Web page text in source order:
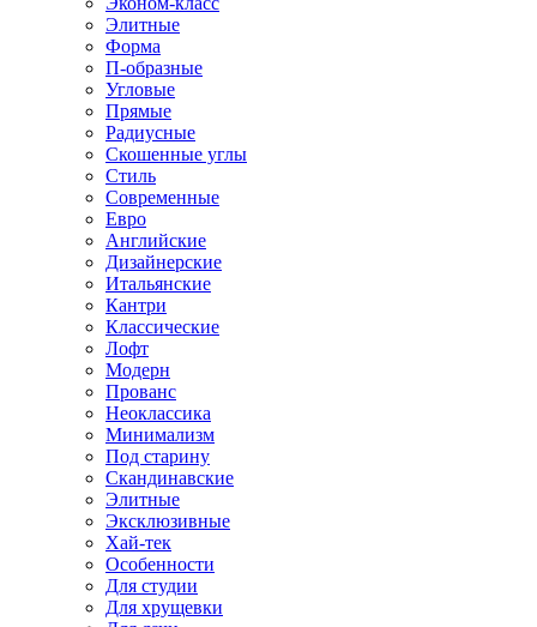
Элитные
Форма
П-образные
Угловые
Прямые
Радиусные
Скошенные углы
Стиль
Современные
Евро
Английские
Дизайнерские
Итальянские
Кантри
Классические
Лофт
Модерн
Прованс
Неоклассика
Минимализм
Под старину
Скандинавские
Элитные
Эксклюзивные
Хай-тек
Особенности
Для студии
Для хрущевки